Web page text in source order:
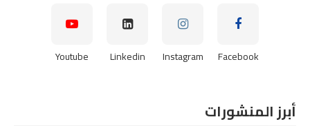
Facebook
Instagram
Linkedin
Youtube
أبرز المنشورات